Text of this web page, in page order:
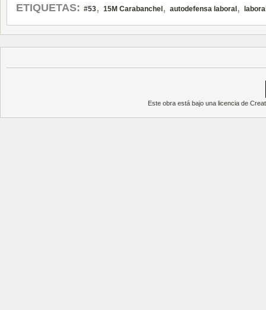
ETIQUETAS: #53, 15M Carabanchel , autodefensa laboral ,
Este obra está bajo unalicencia de